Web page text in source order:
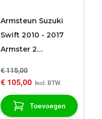
Armsteun Suzuki
Swift 2010 - 2017
Armster 2
€ 115,00
€ 105,00
Toevoegen